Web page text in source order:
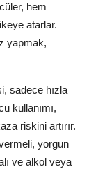
hem
atarlar.
yapmak,
sadece hızla
kullanımı,
riskini artırır.
yorgun
ve alkol veya